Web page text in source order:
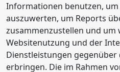
Informationen benutzen,
auszuwerten, um Reports
zusammenzustellen und um
Websitenutzung und der
Dienstleistungen
erbringen. Die im Rahmen